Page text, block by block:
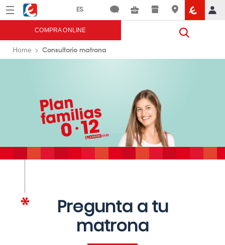
Menú Eroski
COMPRA ONLINE
Home Consultorio matrona
Pregunta a tu
matrona